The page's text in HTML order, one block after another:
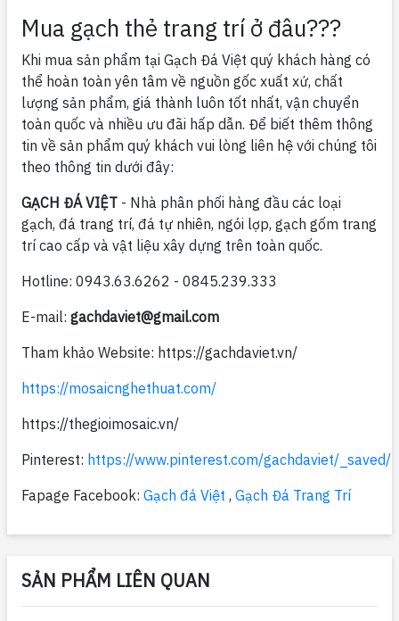
Mua gạch thẻ trang trí ở đâu???
Khi mua sản phẩm tại Gạch Đá Việt quý khách hàng có
thể hoàn toàn yên tâm về nguồn gốc xuất xứ, chất
lượng sản phẩm, giá thành luôn tốt nhất, vận chuyển
toàn quốc và nhiều ưu đãi hấp dẫn. Để biết thêm thông
tin về sản phẩm quý khách vui lòng liên hệ với chúng tôi
theo thông tin dưới đây:
GẠCH ĐÁ VIỆT - Nhà phân phối hàng đầu các loại
gạch, đá trang trí, đá tự nhiên, ngói lợp, gạch gốm trang
trí cao cấp và vật liệu xây dựng trên toàn quốc.
Hotline: 0943.63.6262 - 0845.239.333
E-mail: gachdaviet@gmail.com
Tham khảo Website: https://gachdaviet.vn/
https://mosaicnghethuat.com/
https://thegioimosaic.vn/
Pinterest: https://www.pinterest.com/gachdaviet/_saved/
Fapage Facebook: Gạch đá Việt , Gạch Đá Trang Trí
SẢN PHẨM LIÊN QUAN